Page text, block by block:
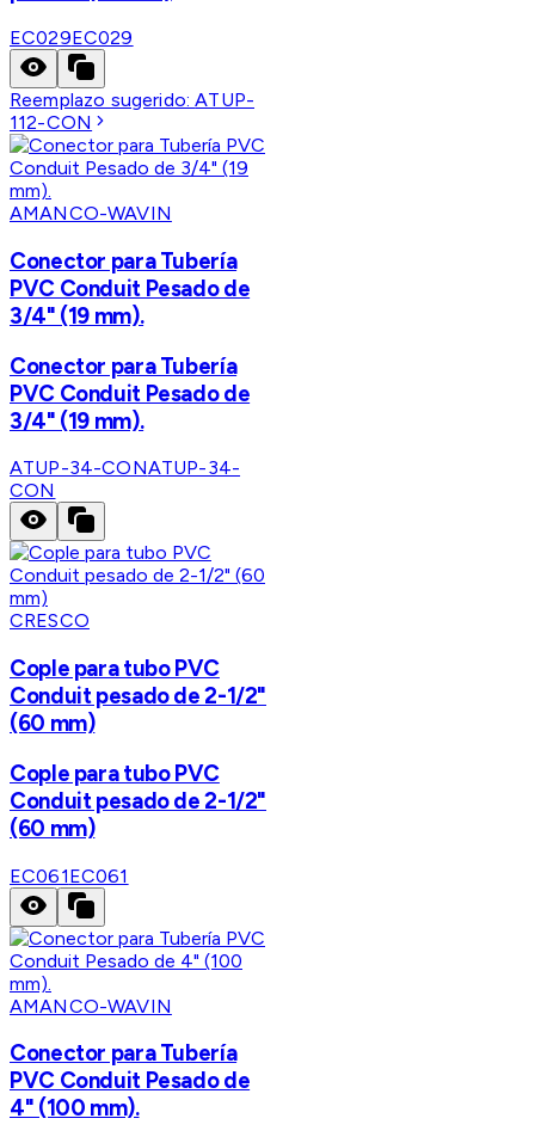
EC029EC029
Reemplazo sugerido:ATUP-
112-CON
AMANCO-WAVIN
Conector para Tubería
PVC Conduit Pesado de
3/4" (19 mm).
Conector para Tubería
PVC Conduit Pesado de
3/4" (19 mm).
ATUP-34-CONATUP-34-
CON
CRESCO
Cople para tubo PVC
Conduit pesado de 2-1/2"
(60 mm)
Cople para tubo PVC
Conduit pesado de 2-1/2"
(60 mm)
EC061EC061
AMANCO-WAVIN
Conector para Tubería
PVC Conduit Pesado de
4" (100 mm).